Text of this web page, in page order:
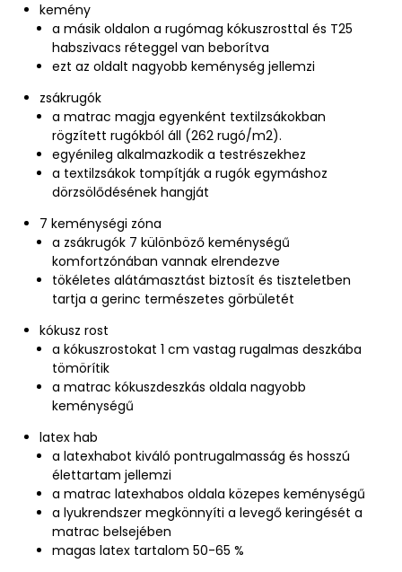
kemény
a másik oldalon a rugómag kókuszrosttal és T25
habszivacs réteggel van beborítva
ezt az oldalt nagyobb keménység jellemzi
zsákrugók
a matrac magja egyenként textilzsákokban
rögzített rugókból áll (262 rugó/m2).
egyénileg alkalmazkodik a testrészekhez
a textilzsákok tompítják a rugók egymáshoz
dörzsölődésének hangját
7 keménységi zóna
a zsákrugók 7 különböző keménységű
komfortzónában vannak elrendezve
tökéletes alátámasztást biztosít és tiszteletben
tartja a gerinc természetes görbületét
kókusz rost
a kókuszrostokat 1 cm vastag rugalmas deszkába
tömörítik
a matrac kókuszdeszkás oldala nagyobb
keménységű
latex hab
a latexhabot kiváló pontrugalmasság és hosszú
élettartam jellemzi
a matrac latexhabos oldala közepes keménységű
a lyukrendszer megkönnyíti a levegő keringését a
matrac belsejében
magas latex tartalom 50-65 %